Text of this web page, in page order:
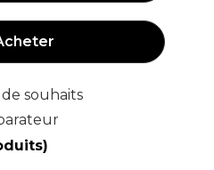
souhaits